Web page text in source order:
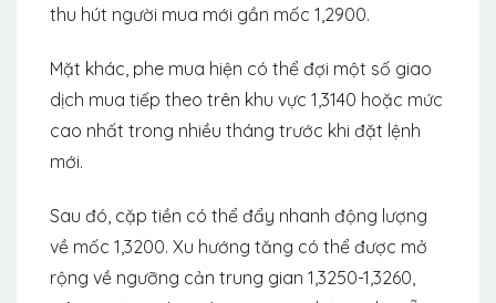
thu hút người mua mới gần mốc 1,2900.
Mặt khác, phe mua hiện có thể đợi một số giao
dịch mua tiếp theo trên khu vực 1,3140 hoặc mức
cao nhất trong nhiều tháng trước khi đặt lệnh
mới.
Sau đó, cặp tiền có thể đẩy nhanh động lượng
về mốc 1,3200. Xu hướng tăng có thể được mở
rộng về ngưỡng cản trung gian 1,3250-1,3260,